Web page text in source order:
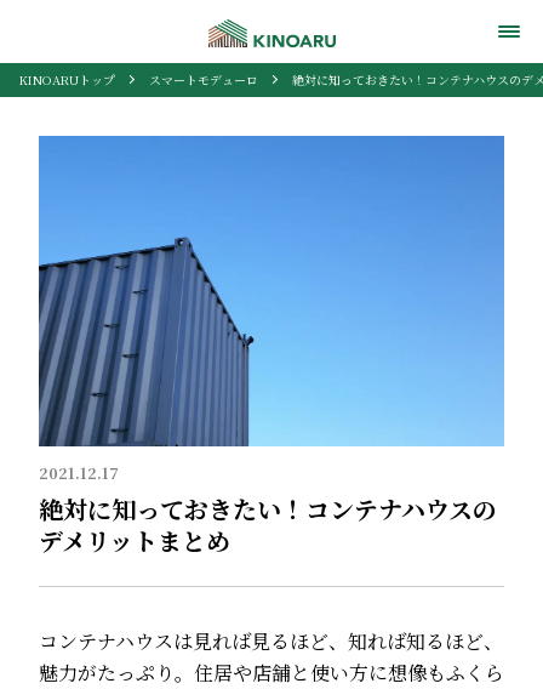
KINOARUトップ スマートモデューロ 絶対に知っておきたい！コンテナハウスのデ
2021.12.17
絶対に知っておきたい！コンテナハウスの
デメリットまとめ
コンテナハウスは見れば見るほど、知れば知るほど、
魅力がたっぷり。住居や店舗と使い方に想像もふくら